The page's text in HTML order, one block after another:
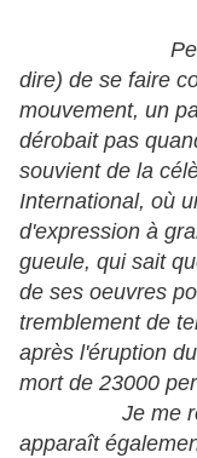
dire) de se faire
mouvement, un
dérobait pas
souvient de la
International, où
d'expression à
gueule, qui sait
de ses oeuvres
tremblement de
après l'éruption
mort de 23000
Je me rends
apparaît